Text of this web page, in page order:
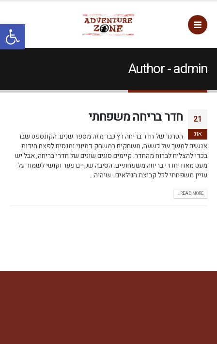
פתח
Author - admin
21
אוג
חדר בריחה משפחתי
הטרנד של חדר בריחה רץ כבר מזה מספר שנים. הקונספט שבו
אנשים למשך של כשעה, משחקים במשחק דמיוני ומנסים לפצח חידות
בכדי להצליח לברוח מהחדר. קיימים סוגים שונים של חדרי בריחה, אבל יש
מעט מאוד חדרי בריחה משפחתיים. הסיבה שקיים פער וקושי לשמור על
עניין משפחתי לכל קבוצת הגילאים . שיהיה...
READ MORE...